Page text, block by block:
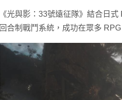
《光與影：33號遠征隊》結合日
回合制戰鬥系統，成功在眾多